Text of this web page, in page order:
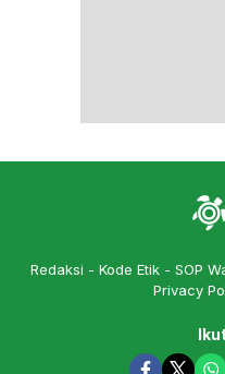
Redaksi Kode Etik SOP
Privacy